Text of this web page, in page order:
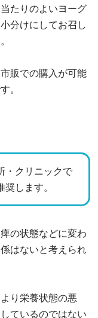
たりのよいヨーグ
分けにしてお召し
販での購入が可能
。
・クリニックで
奨します。
の状態などに変わ
はないと考えられ
り栄養状態の悪
ているのではない